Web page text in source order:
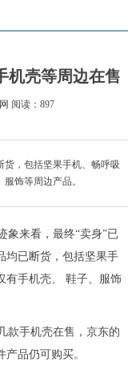
机壳等周边在售
阅读：897
货，包括坚果手机、畅呼吸
饰等周边产品。
象来看，最终“卖身”已
均已断货，包括坚果手
有手机壳、 鞋子、服饰
款手机壳在售，京东的
品仍可购买。